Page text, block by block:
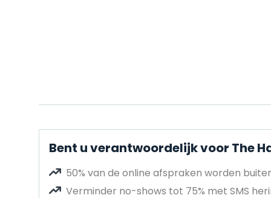
Bent u verantwoordelijk voor The
50% van de online afspraken worden
Verminder no-shows tot 75% met SMS